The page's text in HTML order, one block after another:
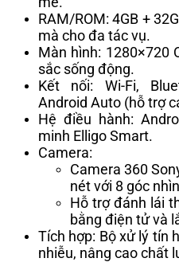
RAM/ROM: 4GB +
mà cho đa tác vụ.
Màn hình: 1280×720
sắc sống động.
Kết nối: Wi-Fi,
Android Auto (hỗ trợ
Hệ điều hành:
minh Elligo Smart.
Camera:
Camera 360
nét với 8 góc
Hỗ trợ đánh lái
bằng điện tử và
Tích hợp: Bộ xử lý tín
nhiễu, nâng cao chất